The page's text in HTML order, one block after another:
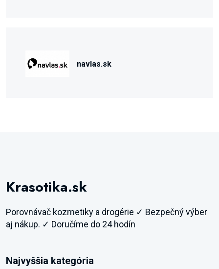
navlas.sk
Krasotika.sk
Porovnávač kozmetiky a drogérie ✓ Bezpečný výber
aj nákup. ✓ Doručíme do 24 hodín
Najvyššia kategória